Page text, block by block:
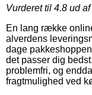
Vurderet til 4.8 ud
En lang række
alverdens
dage
det passer dig
problemfri, og
fragtmulighed ved